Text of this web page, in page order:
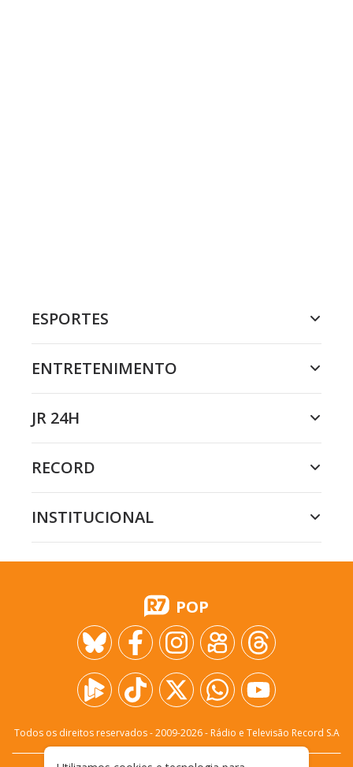
ESPORTES
ENTRETENIMENTO
JR 24H
RECORD
INSTITUCIONAL
POP
Todos os direitos reservados - 2009-2026- Rádio e Televisão Record S.A